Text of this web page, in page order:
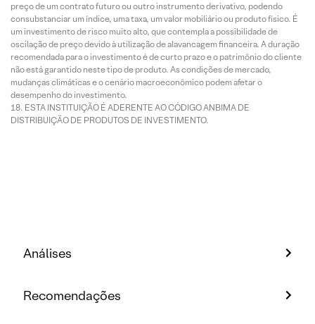
preço de um contrato futuro ou outro instrumento derivativo, podendo
consubstanciar um índice, uma taxa, um valor mobiliário ou produto físico. É
um investimento de risco muito alto, que contempla a possibilidade de
oscilação de preço devido à utilização de alavancagem financeira. A duração
recomendada para o investimento é de curto prazo e o patrimônio do cliente
não está garantido neste tipo de produto. As condições de mercado,
mudanças climáticas e o cenário macroeconômico podem afetar o
desempenho do investimento.
ESTA INSTITUIÇÃO É ADERENTE AO CÓDIGO ANBIMA DE
DISTRIBUIÇÃO DE PRODUTOS DE INVESTIMENTO.
Análises
Recomendações